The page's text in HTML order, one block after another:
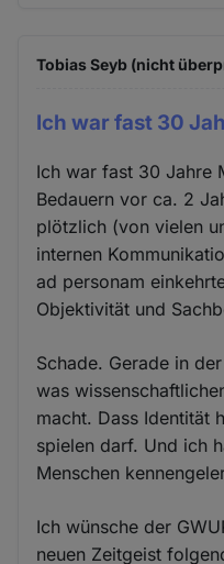
Tobias Seyb (nicht
Ich war fast 30
Ich war fast 30 Jahre
Bedauern vor ca. 2
plötzlich (von vielen
internen
ad personam
Objektivität und
Schade. Gerade in
was
macht. Dass Identität
spielen darf. Und ich
Menschen
Ich wünsche der
neuen Zeitgeist